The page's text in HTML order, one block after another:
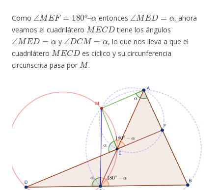
Como
∠MEF= o–α
entonces
∠MED=
, ahora
veamos el cuadrilátero
MECD
tiene los ángulos
∠MED=α
y
∠DCM=α
, lo que nos lleva a que el
cuadrilátero
MECD
es cíclico y su circunferencia
circunscrita pasa por
M
.